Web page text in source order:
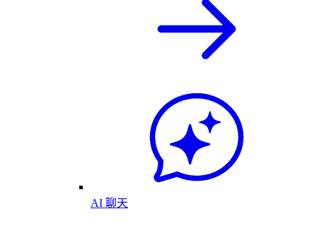
AI 聊天